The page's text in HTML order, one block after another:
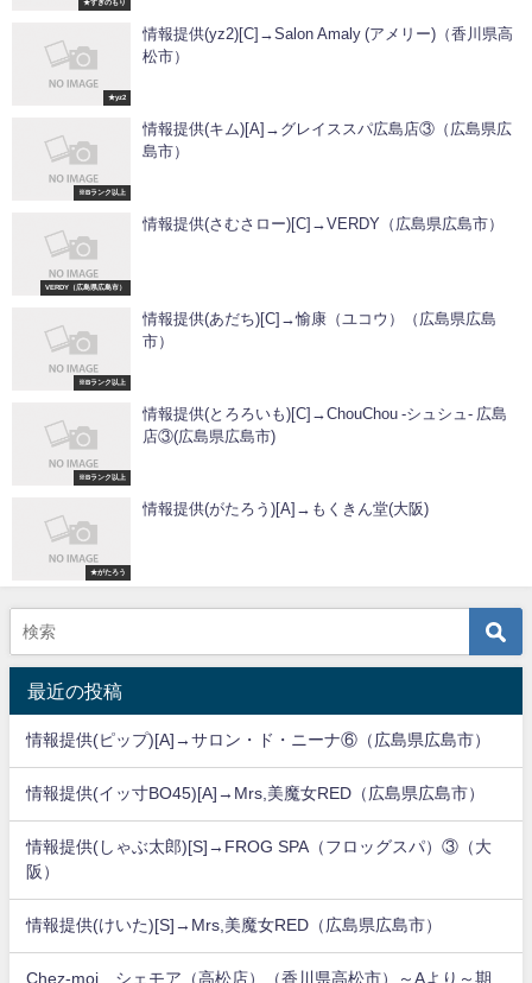
★すぎのもり
★yz2
情報提供(yz2)[C]→Salon Amaly (アメリー)（香川県高
松市）
※Bランク以上
情報提供(キム)[A]→グレイススパ広島店③（広島県広
島市）
VERDY（広島県広島市）
情報提供(さむさロー)[C]→VERDY（広島県広島市）
※Bランク以上
情報提供(あだち)[C]→愉康（ユコウ）（広島県広島
市）
※Bランク以上
情報提供(とろろいも)[C]→ChouChou -シュシュ- 広島
店③(広島県広島市)
★がたろう
情報提供(がたろう)[A]→もくきん堂(大阪)
最近の投稿
情報提供(ピップ)[A]→サロン・ド・ニーナ⑥（広島県広島市）
情報提供(イッ寸BO45)[A]→Mrs,美魔女RED（広島県広島市）
情報提供(しゃぶ太郎)[S]→FROG SPA（フロッグスパ）③（大
阪）
情報提供(けいた)[S]→Mrs,美魔女RED（広島県広島市）
Chez-moi シェモア（高松店）（香川県高松市）～Aより～期